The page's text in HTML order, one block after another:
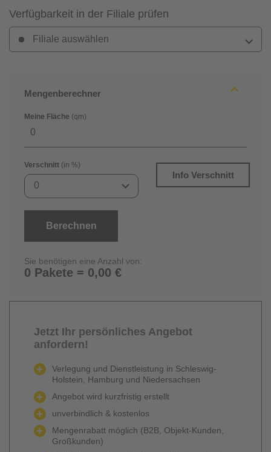
Verfügbarkeit in der Filiale prüfen
Filiale auswählen
Mengenberechner
Meine Fläche (qm)
Verschnitt (in %)
0
Info Verschnitt
Berechnen
Sie benötigen eine Anzahl von:
0 Pakete = 0,00 €
Jetzt Ihr persönliches Angebot
anfordern!
Verlegung und Dienstleistung in Schleswig-
Holstein, Hamburg und Niedersachsen
Angebot wird kurzfristig erstellt
unverbindlich & kostenlos
Mengenrabatt möglich (B2B, Objekt-Kunden,
Großkunden)